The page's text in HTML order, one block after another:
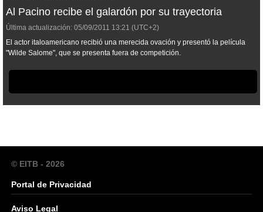
Al Pacino recibe el galardón por su trayectoria
Última actualización: 05/09/2011 13:21 (UTC+2)
El actor italoamericano recibió una merecida ovación y presentó la película
"Wilde Salome", que se presenta fuera de competición.
© EITB - 2026
Portal de Privacidad
Aviso Legal